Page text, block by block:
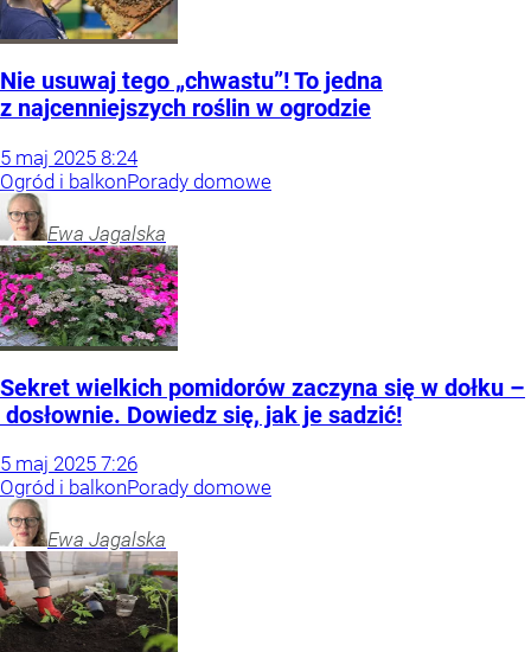
Nie usuwaj tego „chwastu”! To jedna
z najcenniejszych roślin w ogrodzie
5 maj 2025 8:24
Ogród i balkonPorady domowe
Ewa Jagalska
Sekret wielkich pomidorów zaczyna się w dołku –
dosłownie. Dowiedz się, jak je sadzić!
5 maj 2025 7:26
Ogród i balkonPorady domowe
Ewa Jagalska